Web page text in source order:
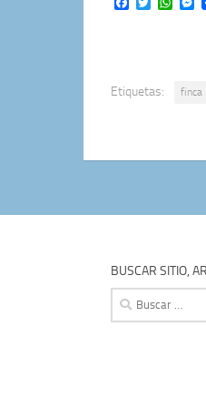
Etiquetas: finca
BUSCAR SITIO,
Buscar: